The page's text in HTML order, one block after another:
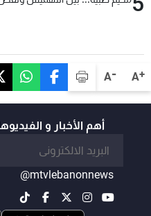
A+
A-
أهم الأخبار و
@mtvlebanonnews